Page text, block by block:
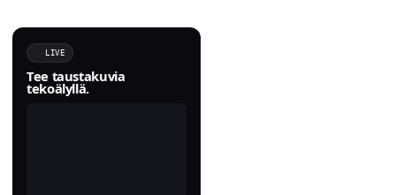
LIVE
Tee taustakuvia
tekoälyllä.